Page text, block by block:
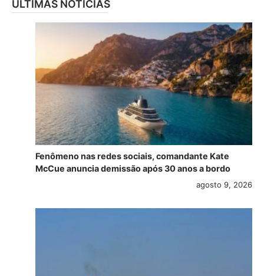
ÚLTIMAS NOTÍCIAS
Fenômeno nas redes sociais, comandante Kate
McCue anuncia demissão após 30 anos a bordo
agosto 9, 2026